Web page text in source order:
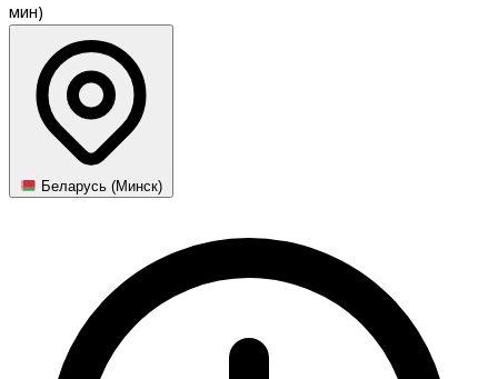
мин)
Беларусь (Минск)